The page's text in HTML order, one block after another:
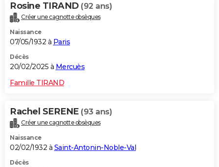
Rosine TIRAND (92 ans)
Créer une cagnotte obsèques
Naissance
07/05/1932 à Paris
Décès
20/02/2025 à Mercuès
Famille TIRAND
Rachel SERENE (93 ans)
Créer une cagnotte obsèques
Naissance
02/02/1932 à Saint-Antonin-Noble-Val
Décès